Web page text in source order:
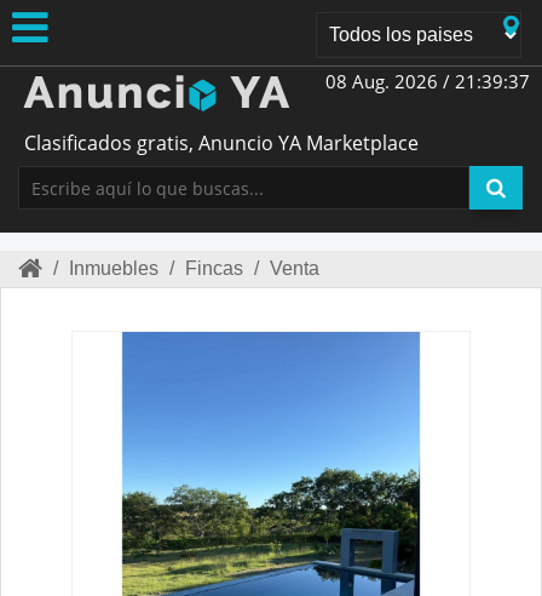
08 Aug. 2026 / 21:39:37
Clasificados gratis, Anuncio YA Marketplace
/ Inmuebles / Fincas / Venta